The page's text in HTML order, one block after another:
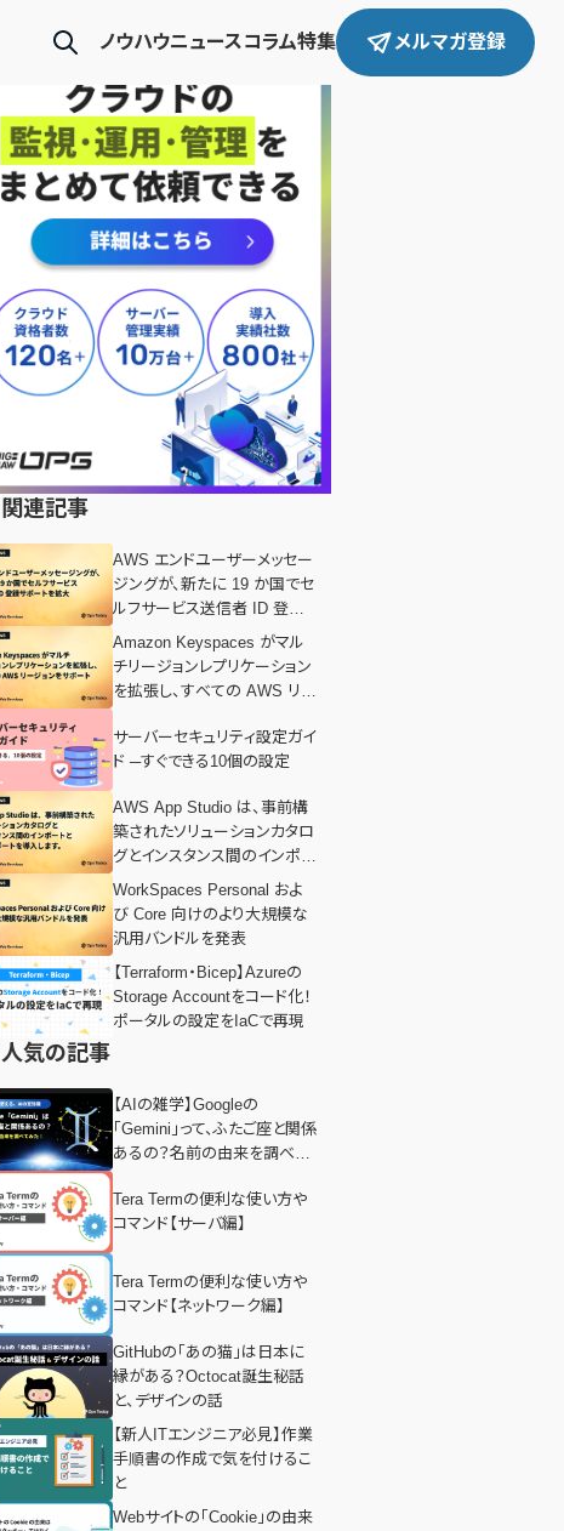
ノウハウニュースコラム特集 メルマガ登録
関連記事
AWS エンドユーザーメッセー
ジングが、新たに 19 か国でセ
ルフサービス送信者 ID 登録
サポートを拡大
Amazon Keyspaces がマル
チリージョンレプリケーション
を拡張し、すべての AWS リー
サーバーセキュリティ設定ガイ
ド ─すぐできる10個の設定
AWS App Studio は、事前構
築されたソリューションカタロ
グとインスタンス間のインポー
トとエクスポートを導入しま
す。
WorkSpaces Personal およ
び Core 向けのより大規模な
汎用バンドルを発表
【Terraform・Bicep】Azureの
Storage Accountをコード化！
ポータルの設定をIaCで再現
人気の記事
【AIの雑学】Googleの
「Gemini」って、ふたご座と関係
あるの？名前の由来を調べて
Tera Termの便利な使い方や
コマンド【サーバ編】
Tera Termの便利な使い方や
コマンド【ネットワーク編】
GitHubの「あの猫」は日本に
縁がある？Octocat誕生秘話
と、デザインの話
【新人ITエンジニア必見】作業
手順書の作成で気を付けるこ
と
Webサイトの「Cookie」の由来